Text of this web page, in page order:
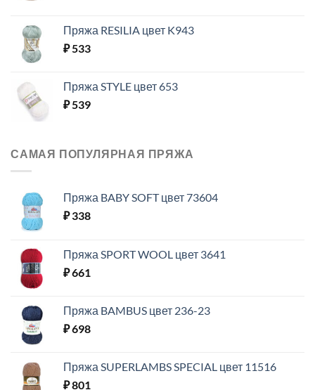
Пряжа RESILIA цвет K943
₽533
Пряжа STYLE цвет 653
₽539
САМАЯ ПОПУЛЯРНАЯ ПРЯЖА
Пряжа BABY SOFT цвет 73604
₽338
Пряжа SPORT WOOL цвет 3641
₽661
Пряжа BAMBUS цвет 236-23
₽698
Пряжа SUPERLAMBS SPECIAL цвет 11516
₽801